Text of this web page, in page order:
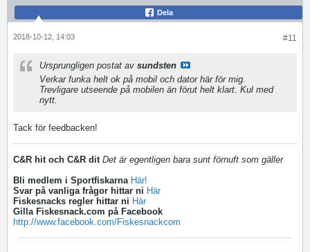
Dela
#11
2018-10-12, 14:03
Ursprungligen postat av sundsten
Verkar funka helt ok på mobil och dator här för mig.
Trevligare utseende på mobilen än förut helt klart. Kul med
nytt.
Tack för feedbacken!
C&R hit och C&R dit Det är egentligen bara sunt förnuft som gäller
Bli medlem i Sportfiskarna Här!
Svar på vanliga frågor hittar ni Här
Fiskesnacks regler hittar ni Här
Gilla Fiskesnack.com på Facebook
http://www.facebook.com/Fiskesnackcom